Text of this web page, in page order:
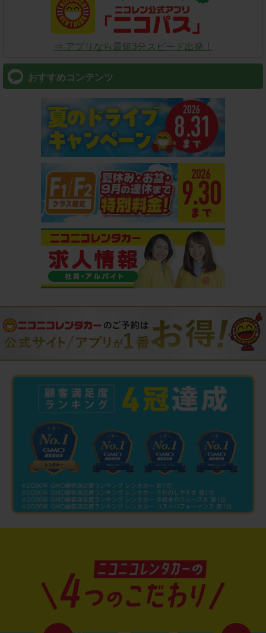
⇒ アプリなら最短3分スピード出発！
おすすめコンテンツ